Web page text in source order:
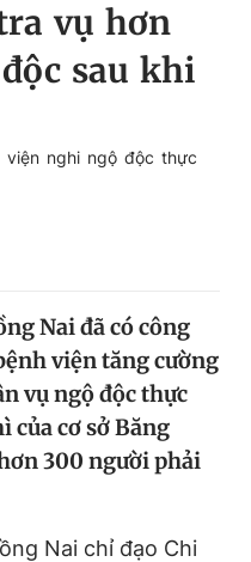
24h
cần biết
vụ hơn
sau khi
viện nghi ngộ độc thực
Nai đã có công
viện tăng cường
vụ ngộ độc thực
của cơ sở Băng
300 người phải
Nai chỉ đạo Chi